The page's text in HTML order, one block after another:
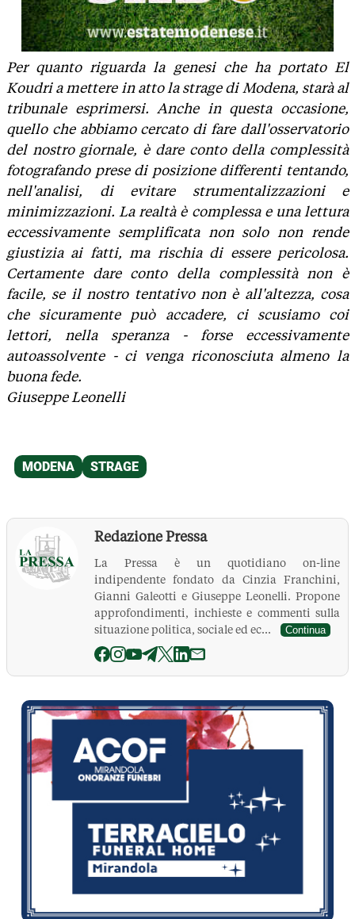
Per quanto riguarda la genesi che ha portato El
Koudri a mettere in atto la strage di Modena, starà al
tribunale esprimersi. Anche in questa occasione,
quello che abbiamo cercato di fare dall'osservatorio
del nostro giornale, è dare conto della complessità
fotografando prese di posizione differenti tentando,
nell'analisi, di evitare strumentalizzazioni e
minimizzazioni. La realtà è complessa e una lettura
eccessivamente semplificata non solo non rende
giustizia ai fatti, ma rischia di essere pericolosa.
Certamente dare conto della complessità non è
facile, se il nostro tentativo non è all'altezza, cosa
che sicuramente può accadere, ci scusiamo coi
lettori, nella speranza - forse eccessivamente
autoassolvente - ci venga riconosciuta almeno la
buona fede.
Giuseppe Leonelli
Redazione Pressa
La Pressa è un quotidiano on-line
indipendente fondato da Cinzia Franchini,
Gianni Galeotti e Giuseppe Leonelli. Propone
approfondimenti, inchieste e commenti sulla
situazione politica, sociale ed ec...
Continua
La Pressa